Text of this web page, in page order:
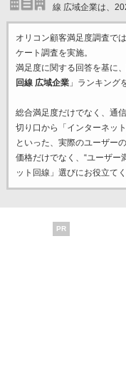
線 広域企業は、
オリコン顧客満足度調査で
ケート調査を実施。
満足度に関する回答を基に
回線 広域企業」ランキング
総合満足度だけでなく、通
切り口から「インターネッ
といった、実際のユーザー
価格だけでなく、“ユーザー
ット回線」選びにお役立てく
PR